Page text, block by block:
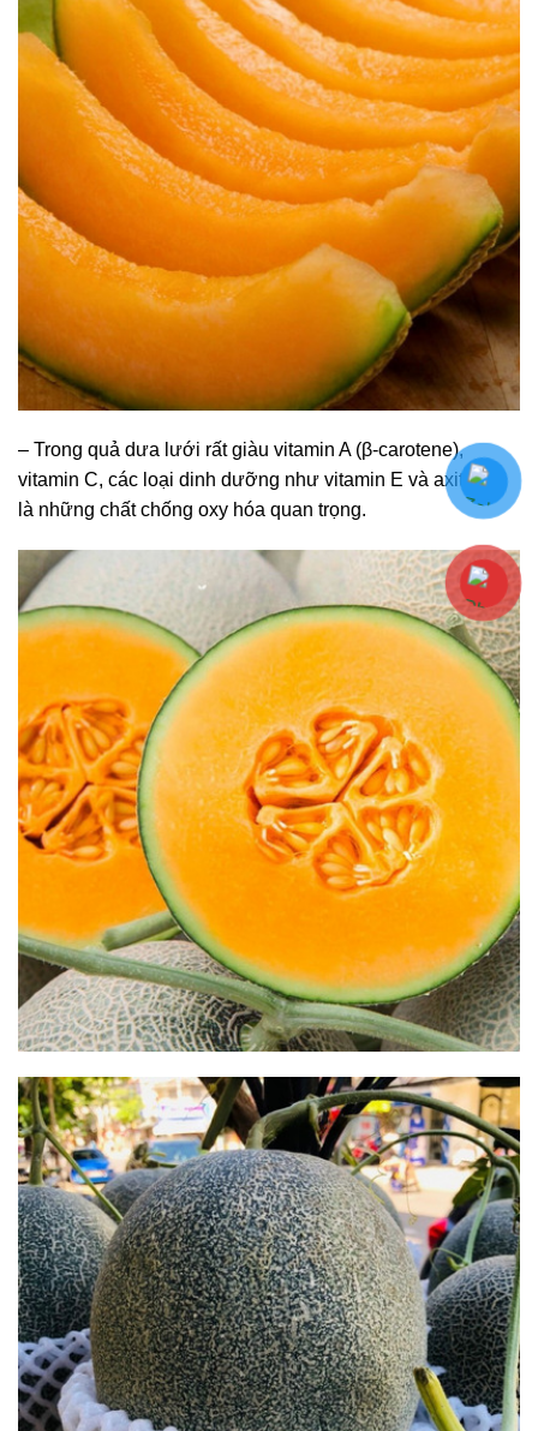
– Trong quả dưa lưới rất giàu vitamin A (β-carotene),
vitamin C, các loại dinh dưỡng như vitamin E và axit folic
là những chất chống oxy hóa quan trọng.